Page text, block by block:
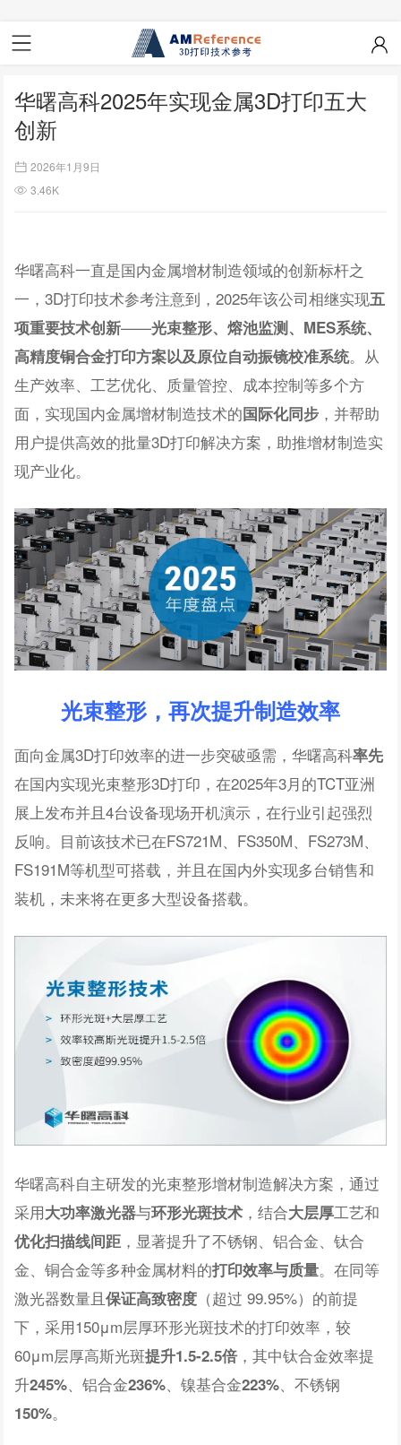
华曙高科2025年实现金属3D打印五大
创新
2026年1月9日
3.46K
华曙高科一直是国内金属增材制造领域的创新标杆之
一，3D打印技术参考注意到，2025年该公司相继实现五
项重要技术创新——光束整形、熔池监测、MES系统、
高精度铜合金打印方案以及原位自动振镜校准系统。从
生产效率、工艺优化、质量管控、成本控制等多个方
面，实现国内金属增材制造技术的国际化同步 ，并帮助
用户提供高效的批量3D打印解决方案，助推增材制造实
现产业化。
光束整形，再次提升制造效率
面向金属3D打印效率的进一步突破亟需，华曙高科率先
在国内实现光束整形3D打印，在2025年3月的TCT亚洲
展上发布并且4台设备现场开机演示，在行业引起强烈
反响。目前该技术已在FS721M、FS350M、FS273M、
FS191M等机型可搭载，并且在国内外实现多台销售和
装机，未来将在更多大型设备搭载。
华曙高科自主研发的光束整形增材制造解决方案，通过
采用大功率激光器与环形光斑技术 ，结合大层厚工艺和
优化扫描线间距 ，显著提升了不锈钢、铝合金、钛合
金、铜合金等多种金属材料的打印效率与质量。在同等
激光器数量且保证高致密度 （超过 99.95%）的前提
下，采用150μm层厚环形光斑技术的打印效率，较
60μm层厚高斯光斑提升1.5-2.5倍 ，其中钛合金效率提
升245% 、铝合金236% 、镍基合金223% 、不锈钢
150%。